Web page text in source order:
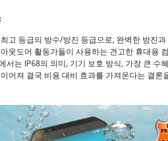
드 차량 탑재 컴퓨터
컴퓨터용 태블릿
로봇 컨트롤러
빌리티
롤러
석유 및 가스,
ATEX 등급 러기
ATEX 등급 내구
고 등급의 방수/방진 등급으로, 완벽한 방진
웃도어 활동가들이 사용하는 견고한 휴대용
서는 IP68의 의미, 기기 보호 방식, 가장 큰 수
어져 결국 비용 대비 효과를 가져온다는 결론